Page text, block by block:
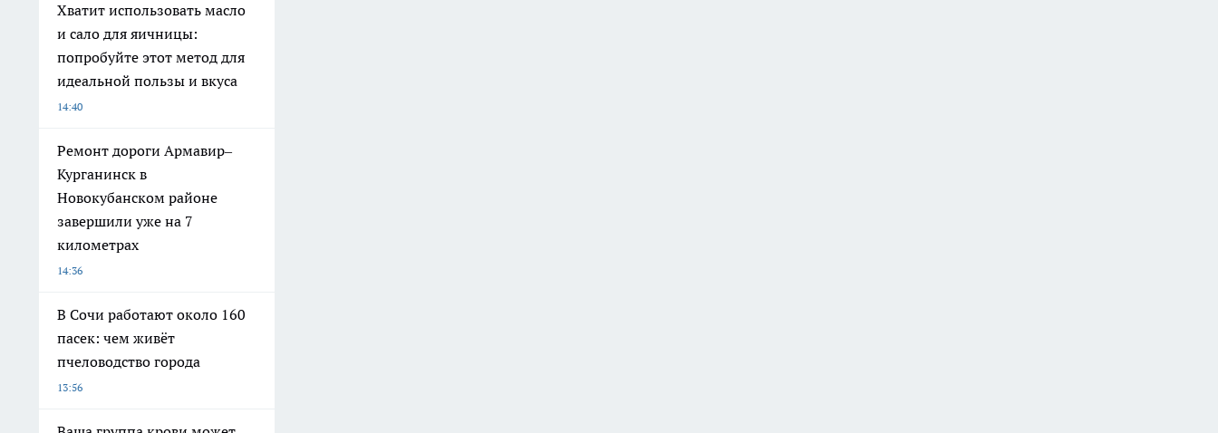
Хватит использовать масло
и сало для яичницы:
попробуйте этот метод для
идеальной пользы и вкуса
14:40
Ремонт дороги Армавир–
Курганинск в
Новокубанском районе
завершили уже на 7
километрах
14:36
В Сочи работают около 160
пасек: чем живёт
пчеловодство города
13:56